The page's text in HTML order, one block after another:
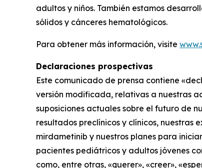
adultos y niños. También estamos
sólidos y cánceres hematológicos.
Para obtener más información, visite
Declaraciones prospectivas
Este comunicado de prensa contiene
versión modificada, relativas a nuestras
suposiciones actuales sobre el futuro de
resultados preclínicos y clínicos, nuestras
mirdametinib y nuestros planes para
pacientes pediátricos y adultos jóvenes
como, entre otras, «querer», «creer»,